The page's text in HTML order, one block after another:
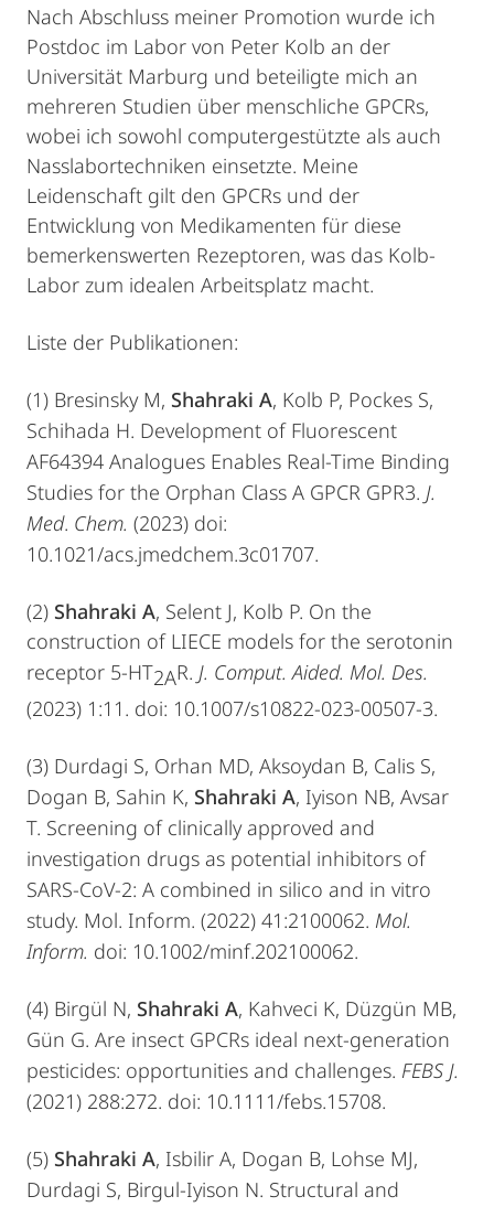
Nach Abschluss meiner Promotion wurde ich
Postdoc im Labor von Peter Kolb an der
Universität Marburg und beteiligte mich an
mehreren Studien über menschliche GPCRs,
wobei ich sowohl computergestützte als auch
Nasslabortechniken einsetzte. Meine
Leidenschaft gilt den GPCRs und der
Entwicklung von Medikamenten für diese
bemerkenswerten Rezeptoren, was das Kolb-
Labor zum idealen Arbeitsplatz macht.
Liste der Publikationen:
(1) BresinskyM, Shahraki A, Kolb P, Pockes S,
Schihada H. Development of Fluorescent
AF64394 Analogues Enables Real-Time Binding
Studies for the Orphan Class A GPCR GPR3. J.
Med. Chem. (2023) doi:
10.1021/acs.jmedchem.3c01707.
(2) Shahraki A, Selent J, Kolb P. On the
construction of LIECE models for the serotonin
receptor 5-HT2AR. J. Comput. Aided. Mol. Des.
(2023) 1:11. doi: 10.1007/s10822-023-00507-3.
(3) Durdagi S, Orhan MD, Aksoydan B, Calis S,
Dogan B, Sahin K, Shahraki A, Iyison NB, Avsar
T. Screening of clinically approved and
investigation drugs as potential inhibitors of
SARS‐CoV‐2: A combined in silico and in vitro
study. Mol. Inform. (2022) 41:2100062. Mol.
Inform. doi: 10.1002/minf.202100062.
(4) Birgül N, Shahraki A, Kahveci K, Düzgün MB,
Gün G. Are insect GPCRs ideal next‐generation
pesticides: opportunities and challenges. FEBS J.
(2021) 288:272. doi: 10.1111/febs.15708.
(5) Shahraki A, Isbilir A, Dogan B, Lohse MJ,
Durdagi S, Birgul-Iyison N. Structural and